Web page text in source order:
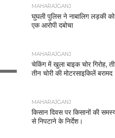
MAHARAJGANJ
घुघली पुलिस ने नाबालिग लड़की
एक आरोपी दबोचा
MAHARAJGANJ
चेकिंग में खुला बाइक चोर गिरोह,
तीन चोरी की मोटरसाइकिलें बरामद
MAHARAJGANJ
किसान दिवस पर किसानों की
से निपटाने के निर्देश।